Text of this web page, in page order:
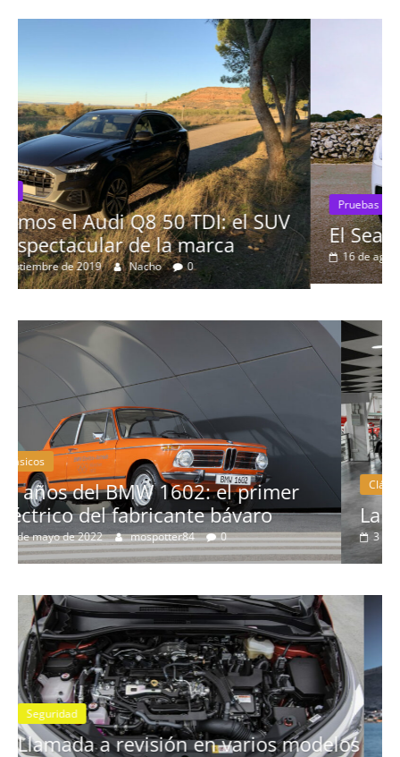
Pruebas
El Seat León 1.6 TDI 115cv a prueba
16 de agosto de 2019 mospotter84
Clásicos
La serie 300 de Peugeot
3 de febrero de 2022 mospotter84 0
Seguridad
Llamada a revisión en los Mercedes